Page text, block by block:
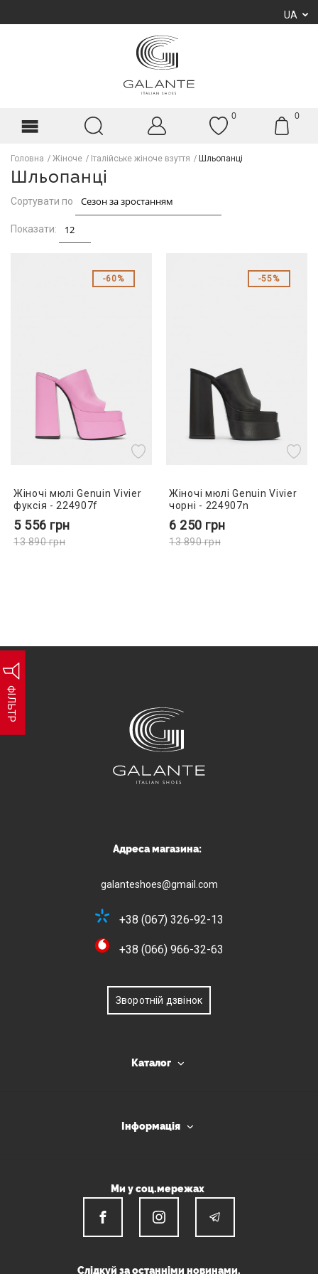
UA
0 0
Головна Жіноче Італійське жіноче взуття Шльопанці
Шльопанці
ФІЛЬТР
Сортувати по
Показати:
60%
Жіночі мюлі Genuin Vivier
фуксія - 224907f
5 556 грн
13 890грн
55%
Жіночі мюлі Genuin Vivier
чорні - 224907n
6 250 грн
13 890грн
Адреса магазина:
galanteshoes@gmail.com
+38 (067) 326-92-13
+38 (066) 966-32-63
Зворотній дзвінок
Каталог
Інформація
Ми у соц.мережах
Слідкуй за останніми новинами.